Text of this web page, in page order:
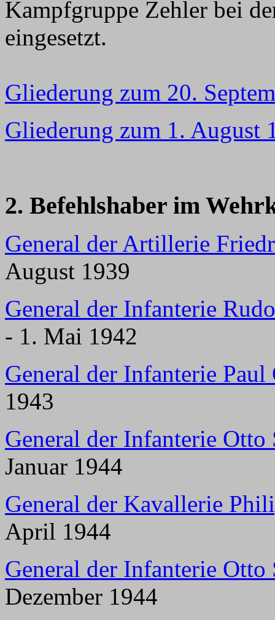
Kampfgruppe Zehler bei
eingesetzt.
Gliederung zum 20.
Gliederung zum 1. August
2. Befehlshaber im
General der Artillerie
August 1939
General der Infanterie
- 1. Mai 1942
General der Infanterie Paul
1943
General der Infanterie Otto
Januar 1944
General der Kavallerie
April 1944
General der Infanterie Otto
Dezember 1944